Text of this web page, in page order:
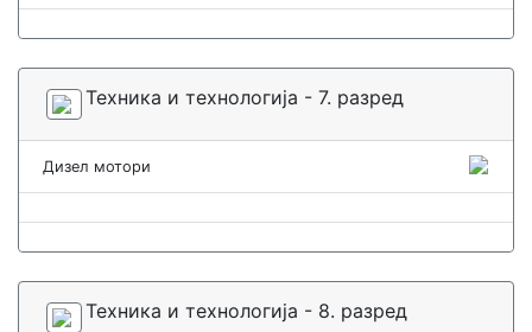
Техника и технологија - 7. разред
Дизел мотори
Техника и технологија - 8. разред